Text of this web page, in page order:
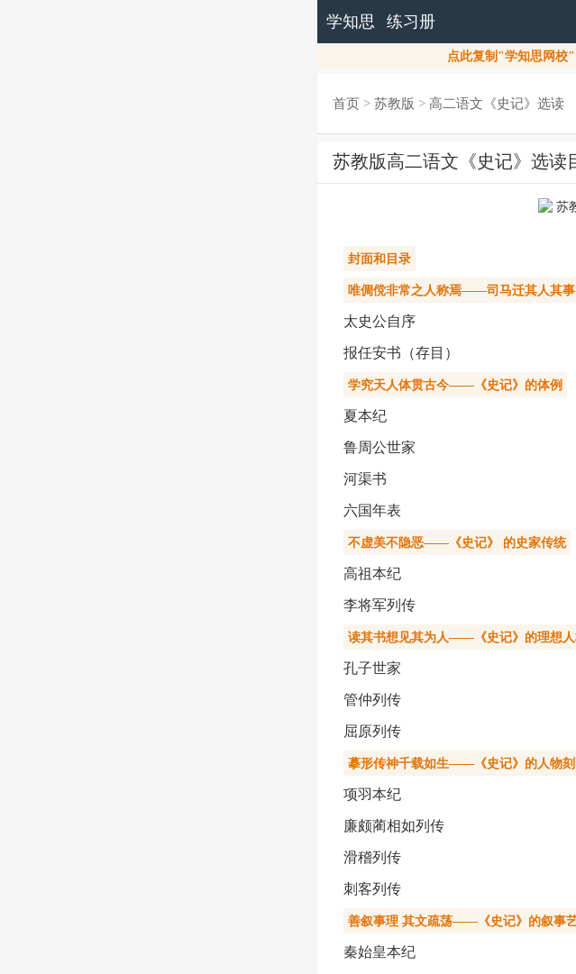
学知思 练习册
点此复制"学知思网校
首页> 苏教版 > 高二语文《史记》选读
苏教版高二语文《史记》选读
封面和目录
唯倜傥非常之人称焉——司马迁其人其事
太史公自序
报任安书（存目）
学究天人体贯古今——《史记》的体例
夏本纪
鲁周公世家
河渠书
六国年表
不虚美不隐恶——《史记》 的史家传统
高祖本纪
李将军列传
读其书想见其为人——《史记》的理想
孔子世家
管仲列传
屈原列传
摹形传神千载如生——《史记》的人物刻
项羽本纪
廉颇蔺相如列传
滑稽列传
刺客列传
善叙事理 其文疏荡——《史记》的叙事
秦始皇本纪